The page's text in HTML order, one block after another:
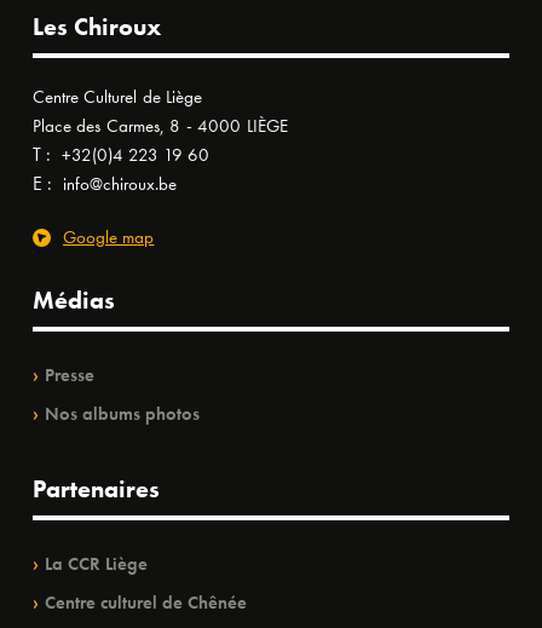
Les Chiroux
Centre Culturel de Liège
Place des Carmes, 8 - 4000 LIÈGE
T : +32(0)4 223 19 60
E : info@chiroux.be
Google map
Médias
Presse
Nos albums photos
Partenaires
La CCR Liège
Centre culturel de Chênée